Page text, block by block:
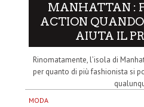
MANHATTAN :
ACTION
AIUTA IL
Rinomatamente, l’isola di
per quanto di più fashionista si
MODA